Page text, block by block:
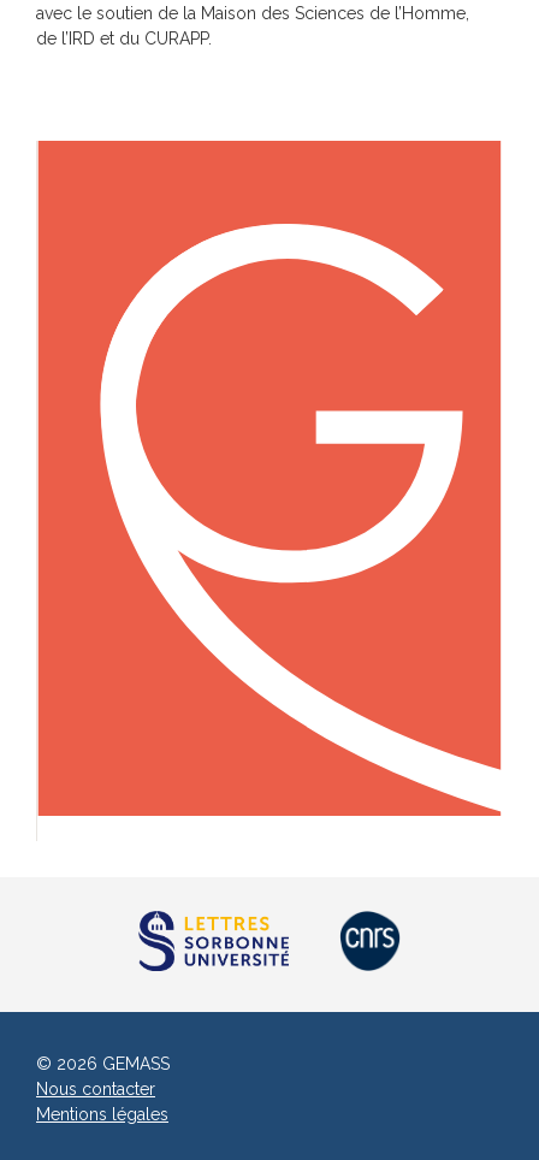
avec le soutien de la Maison des Sciences de l’Homme,
de l’IRD et du CURAPP.
© 2026 GEMASS
Nous contacter
Mentions légales